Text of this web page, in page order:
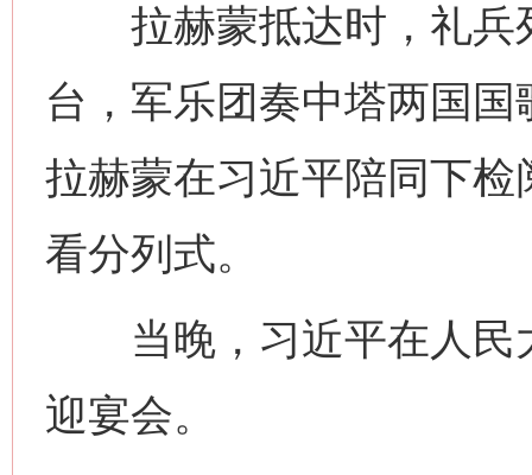
拉赫蒙抵达时，礼兵
台，军乐团奏中塔两国
拉赫蒙在习近平陪同下
看分列式。
当晚，习近平在人民
迎宴会。
网上购药对药下症？